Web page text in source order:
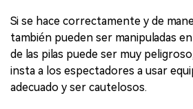
Si se hace correctamente y de
también pueden ser manipuladas
de las pilas puede ser muy
insta a los espectadores a usar
adecuado y ser cautelosos.